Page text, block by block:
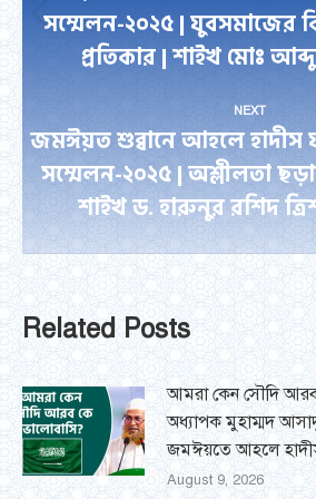
Previous
post:
সম্মেলন-২০২৫ | যুবসমাজের
প্রতিকার | শাইখ মোঃ
NEXT
Next
post:
জমঈয়ত শুব্বানে আহলে
সম্মেলন-২০২৫ | অশ্লীলতা
শাইখ ড. হারুনুর রশিদ
Related Posts
আমরা কেন সৌদি
অধ্যাপক মুহাম্মদ
জমঈয়তে আহলে
August 9, 2026